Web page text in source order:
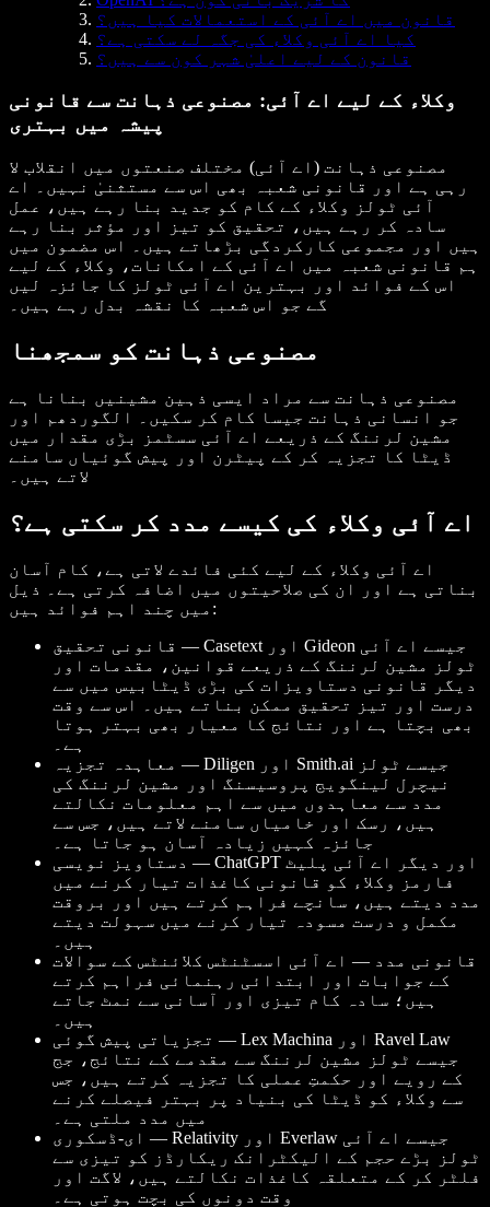
قانون میں اے آئی کے استعمالات کیا ہیں؟
کیا اے آئی وکلاء کی جگہ لے سکتی ہے؟
قانون کے لیے اعلیٰ شہر کون سے ہیں؟
وکلاء کے لیے اے آئی: مصنوعی ذہانت سے قانونی
پیشہ میں بہتری
مصنوعی ذہانت (اے آئی) مختلف صنعتوں میں انقلاب لا
رہی ہے اور قانونی شعبہ بھی اس سے مستثنیٰ نہیں۔ اے
آئی ٹولز وکلاء کے کام کو جدید بنا رہے ہیں، عمل
سادہ کر رہے ہیں، تحقیق کو تیز اور مؤثر بنا رہے
ہیں اور مجموعی کارکردگی بڑھاتے ہیں۔ اس مضمون میں
ہم قانونی شعبہ میں اے آئی کے امکانات، وکلاء کے لیے
اس کے فوائد اور بہترین اے آئی ٹولز کا جائزہ لیں
گے جو اس شعبہ کا نقشہ بدل رہے ہیں۔
مصنوعی ذہانت کو سمجھنا
مصنوعی ذہانت سے مراد ایسی ذہین مشینیں بنانا ہے
جو انسانی ذہانت جیسا کام کر سکیں۔ الگوردھم اور
مشین لرننگ کے ذریعے اے آئی سسٹمز بڑی مقدار میں
ڈیٹا کا تجزیہ کر کے پیٹرن اور پیش گوئیاں سامنے
لاتے ہیں۔
اے آئی وکلاء کی کیسے مدد کر سکتی ہے؟
اے آئی وکلاء کے لیے کئی فائدے لاتی ہے، کام آسان
بناتی ہے اور ان کی صلاحیتوں میں اضافہ کرتی ہے۔ ذیل
میں چند اہم فوائد ہیں:
قانونی تحقیق — Casetext اور Gideon جیسے اے آئی
ٹولز مشین لرننگ کے ذریعے قوانین، مقدمات اور
دیگر قانونی دستاویزات کی بڑی ڈیٹابیس میں سے
درست اور تیز تحقیق ممکن بناتے ہیں۔ اس سے وقت
بھی بچتا ہے اور نتائج کا معیار بھی بہتر ہوتا
ہے۔
معاہدہ تجزیہ — Diligen اور Smith.ai جیسے ٹولز
نیچرل لینگویج پروسیسنگ اور مشین لرننگ کی
مدد سے معاہدوں میں سے اہم معلومات نکالتے
ہیں، رسک اور خامیاں سامنے لاتے ہیں، جس سے
جائزہ کہیں زیادہ آسان ہو جاتا ہے۔
دستاویز نویسی — ChatGPT اور دیگر اے آئی پلیٹ
فارمز وکلاء کو قانونی کاغذات تیار کرنے میں
مدد دیتے ہیں، سانچے فراہم کرتے ہیں اور بروقت
مکمل و درست مسودہ تیار کرنے میں سہولت دیتے
ہیں۔
قانونی مدد — اے آئی اسسٹنٹس کلائنٹس کے سوالات
کے جوابات اور ابتدائی رہنمائی فراہم کرتے
ہیں؛ سادہ کام تیزی اور آسانی سے نمٹ جاتے
ہیں۔
تجزیاتی پیش گوئی — Lex Machina اور Ravel Law
جیسے ٹولز مشین لرننگ سے مقدمے کے نتائج، جج
کے رویے اور حکمتِ عملی کا تجزیہ کرتے ہیں، جس
سے وکلاء کو ڈیٹا کی بنیاد پر بہتر فیصلے کرنے
میں مدد ملتی ہے۔
ای-ڈسکوری — Relativity اور Everlaw جیسے اے آئی
ٹولز بڑے حجم کے الیکٹرانک ریکارڈز کو تیزی سے
فلٹر کر کے متعلقہ کاغذات نکالتے ہیں، لاگت اور
وقت دونوں کی بچت ہوتی ہے۔